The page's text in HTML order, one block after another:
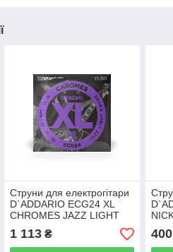
Струни для електрогітари
D`ADDARIO ECG24 XL
CHROMES JAZZ LIGHT
(11-50)
1 113₴ 400